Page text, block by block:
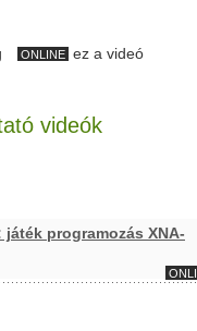
ONLINE ez a videó
videók
programozás XNA-